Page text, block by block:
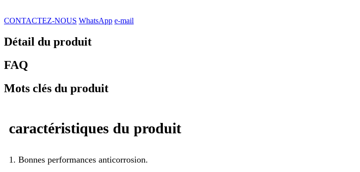
CONTACTEZ-NOUS WhatsApp e-mail
Détail du produit
FAQ
Mots clés du produit
caractéristiques du produit
1. Bonnes performances anticorrosion.